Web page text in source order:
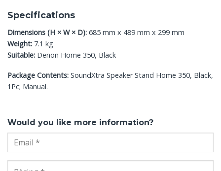
Specifications
Dimensions (H × W × D): 685 mm x 489 mm x 299 mm
Weight: 7.1 kg
Suitable: Denon Home 350, Black
Package Contents: SoundXtra Speaker Stand Home 350, Black,
1Pc; Manual.
Would you like more information?